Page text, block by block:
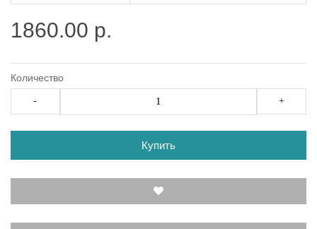
1860.00 р.
Количество
- +
Купить